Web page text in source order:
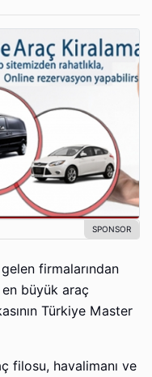
firmalarından
en büyük araç
Türkiye Master
filosu, havalimanı ve